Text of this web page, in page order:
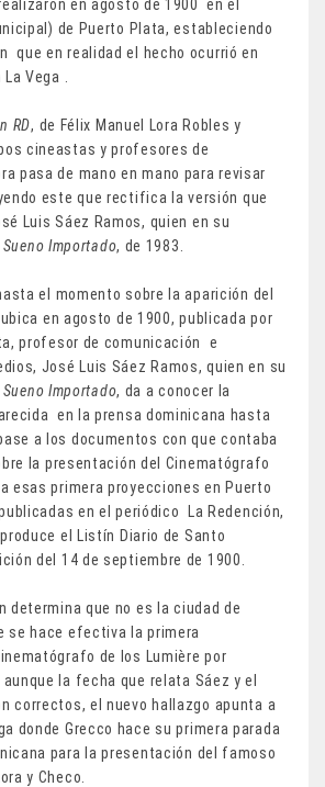
en agosto de 1900 en el
de Puerto Plata, estableciendo
que en realidad el hecho ocurrió en
Vega .
RD, de Félix Manuel Lora Robles y
cineastas y profesores de
pasa de mano en mano para revisar
este que rectifica la versión que
Luis Sáez Ramos, quien en su
Importado, de 1983.
el momento sobre la aparición del
en agosto de 1900, publicada por
profesor de comunicación e
José Luis Sáez Ramos, quien en su
Importado, da a conocer la
en la prensa dominicana hasta
a los documentos con que contaba
la presentación del Cinematógrafo
esas primera proyecciones en Puerto
en el periódico La Redención,
el Listín Diario de Santo
del 14 de septiembre de 1900.
determina que no es la ciudad de
se hace efectiva la primera
de los Lumière por
aunque la fecha que relata Sáez y el
correctos, el nuevo hallazgo apunta a
donde Grecco hace su primera parada
para la presentación del famoso
y Checo.